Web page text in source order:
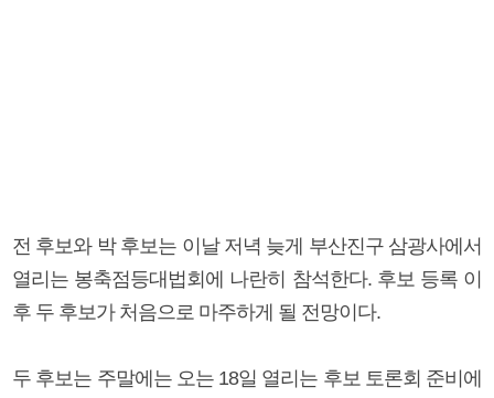
전 후보와 박 후보는 이날 저녁 늦게 부산진구 삼광사에서
열리는 봉축점등대법회에 나란히 참석한다. 후보 등록 이
후 두 후보가 처음으로 마주하게 될 전망이다.
두 후보는 주말에는 오는 18일 열리는 후보 토론회 준비에